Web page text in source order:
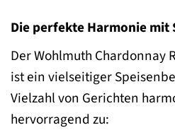
Die perfekte Harmonie mit
Der Wohlmuth Chardonnay
ist ein vielseitiger
Vielzahl von Gerichten
hervorragend zu: